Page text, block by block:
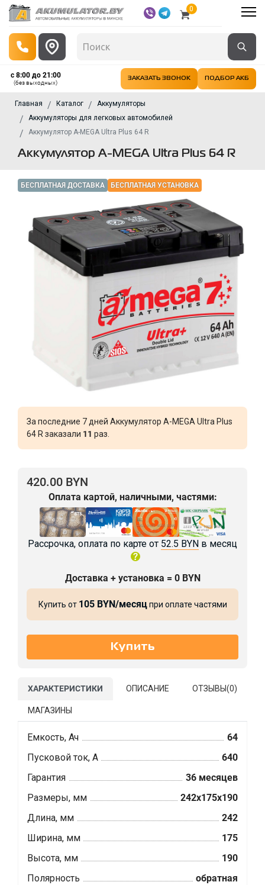
0
с 8:00 до 21:00
(без выходных)
ЗАКАЗАТЬ ЗВОНОК ПОДБОР АКБ
Главная Каталог
Аккумуляторы
Аккумуляторы для легковых автомобилей
Аккумулятор A-MEGA Ultra Plus 64 R
Аккумулятор A-MEGA Ultra Plus 64 R
БЕСПЛАТНАЯ ДОСТАВКА БЕСПЛАТНАЯ УСТАНОВКА
За последние 7 дней Аккумулятор A-MEGA Ultra Plus
64 R заказали 11 раз.
420.00 BYN
Оплата картой, наличными, частями:
Рассрочка, оплата по карте от 52.5 BYN в месяц
Доставка + установка = 0 BYN
Купить от 105 BYN/месяцпри оплате частями
ХАРАКТЕРИСТИКИ ОПИСАНИЕ ОТЗЫВЫ(0)
МАГАЗИНЫ
Емкость, Ач
64
Пусковой ток, А
640
Гарантия
36 месяцев
Размеры, мм
242x175x190
Длина, мм
242
Ширина, мм
175
Высота, мм
190
Полярность
обратная